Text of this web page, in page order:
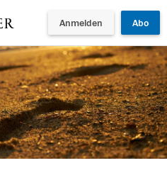
Anmelden Abo